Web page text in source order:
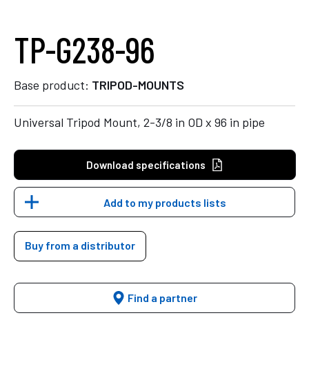
TP-G238-96
Base product: TRIPOD-MOUNTS
Universal Tripod Mount, 2-3/8 in OD x 96 in pipe
Download specifications
Add to my products lists
Buy from a distributor
Find a partner